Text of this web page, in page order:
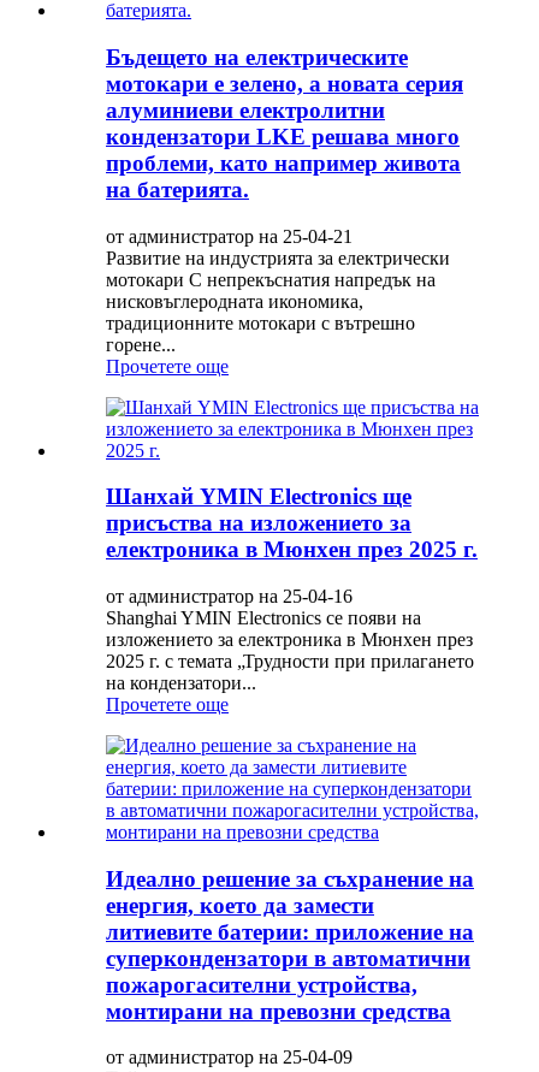
Бъдещето на електрическите
мотокари е зелено, а новата серия
алуминиеви електролитни
кондензатори LKE решава много
проблеми, като например живота
на батерията.
от администратор на 25-04-21
Развитие на индустрията за електрически
мотокари С непрекъснатия напредък на
нисковъглеродната икономика,
традиционните мотокари с вътрешно
горене...
Прочетете още
Шанхай YMIN Electronics ще
присъства на изложението за
електроника в Мюнхен през 2025 г.
от администратор на 25-04-16
Shanghai YMIN Electronics се появи на
изложението за електроника в Мюнхен през
2025 г. с темата „Трудности при прилагането
на кондензатори...
Прочетете още
Идеално решение за съхранение на
енергия, което да замести
литиевите батерии: приложение на
суперкондензатори в автоматични
пожарогасителни устройства,
монтирани на превозни средства
от администратор на 25-04-09